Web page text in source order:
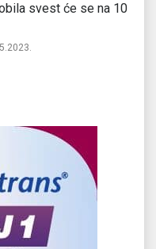
svest će se na 10